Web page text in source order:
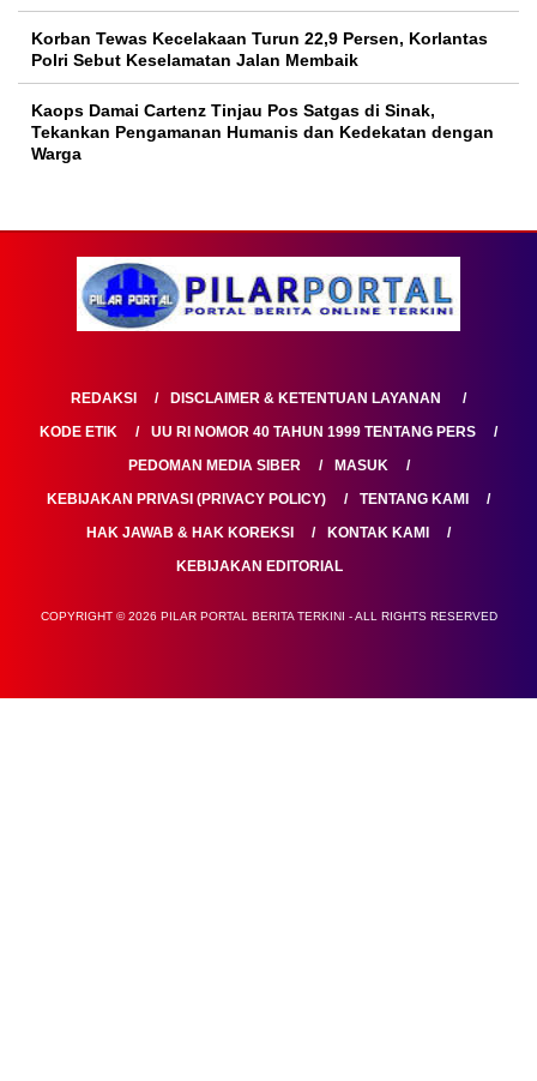
Korban Tewas Kecelakaan Turun 22,9 Persen, Korlantas
Polri Sebut Keselamatan Jalan Membaik
Kaops Damai Cartenz Tinjau Pos Satgas di Sinak,
Tekankan Pengamanan Humanis dan Kedekatan dengan
Warga
REDAKSI
DISCLAIMER & KETENTUAN LAYANAN
KODE ETIK
UU RI NOMOR 40 TAHUN 1999 TENTANG PERS
PEDOMAN MEDIA SIBER
MASUK
KEBIJAKAN PRIVASI (PRIVACY POLICY)
TENTANG KAMI
HAK JAWAB & HAK KOREKSI
KONTAK KAMI
KEBIJAKAN EDITORIAL
COPYRIGHT © 2026 PILAR PORTAL BERITA TERKINI - ALL RIGHTS RESERVED